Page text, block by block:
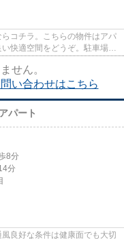
コチラ。こちらの物件はアパ
快適空間をどうぞ。駐車場ま
せん。
い合わせはこちら
パート
8分
分
良好な条件は健康面でも大切